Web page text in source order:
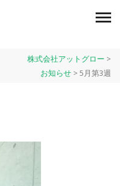
株式会社アットグロー >
お知らせ > 5月第3週